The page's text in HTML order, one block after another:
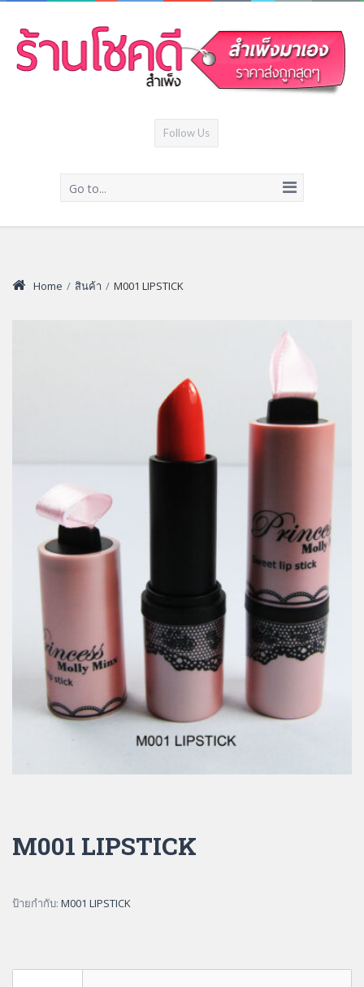
Follow Us
Go to...
Home / สินค้า / M001 LIPSTICK
M001 LIPSTICK
ป้ายกำกับ: M001 LIPSTICK